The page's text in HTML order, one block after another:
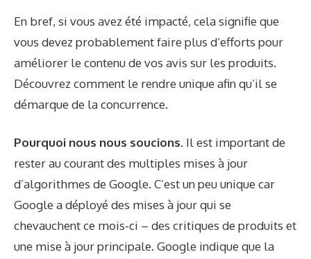
En bref, si vous avez été impacté, cela signifie que
vous devez probablement faire plus d’efforts pour
améliorer le contenu de vos avis sur les produits.
Découvrez comment le rendre unique afin qu’il se
démarque de la concurrence.
Pourquoi nous nous soucions. Il est important de
rester au courant des multiples mises à jour
d’algorithmes de Google. C’est un peu unique car
Google a déployé des mises à jour qui se
chevauchent ce mois-ci – des critiques de produits et
une mise à jour principale. Google indique que la